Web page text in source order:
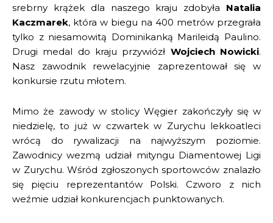
srebrny krążek dla naszego kraju zdobyła Natalia
Kaczmarek, która w biegu na 400 metrów przegrała
tylko z niesamowitą Dominikanką Marileidą Paulino.
Drugi medal do kraju przywiózł Wojciech Nowicki.
Nasz zawodnik rewelacyjnie zaprezentował się w
konkursie rzutu młotem.
Mimo że zawody w stolicy Węgier zakończyły się w
niedzielę, to już w czwartek w Zurychu lekkoatleci
wrócą do rywalizacji na najwyższym poziomie.
Zawodnicy wezmą udział mityngu Diamentowej Ligi
w Zurychu. Wśród zgłoszonych sportowców znalazło
się pięciu reprezentantów Polski. Czworo z nich
weźmie udział konkurencjach punktowanych.